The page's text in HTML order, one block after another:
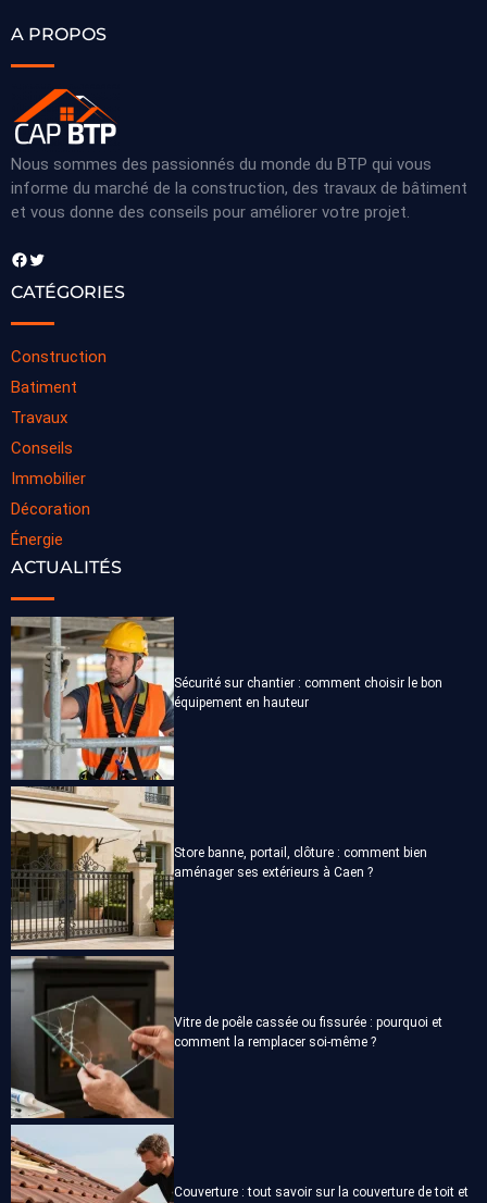
A PROPOS
Nous sommes des passionnés du monde du BTP qui vous
informe du marché de la construction, des travaux de bâtiment
et vous donne des conseils pour améliorer votre projet.
Facebook Twitter
CATÉGORIES
Construction
Batiment
Travaux
Conseils
Immobilier
Décoration
Énergie
ACTUALITÉS
Sécurité sur chantier : comment choisir le bon
équipement en hauteur
Store banne, portail, clôture : comment bien
aménager ses extérieurs à Caen ?
Vitre de poêle cassée ou fissurée : pourquoi et
comment la remplacer soi-même ?
Couverture : tout savoir sur la couverture de toit et